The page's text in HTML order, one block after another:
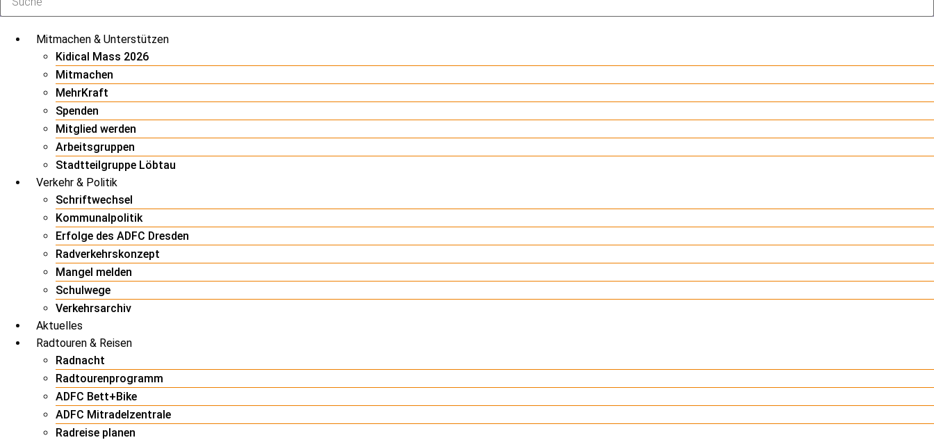
Mitmachen & Unterstützen
Kidical Mass 2026
Mitmachen
MehrKraft
Spenden
Mitglied werden
Arbeitsgruppen
Stadtteilgruppe Löbtau
Verkehr & Politik
Schriftwechsel
Kommunalpolitik
Erfolge des ADFC Dresden
Radverkehrskonzept
Mangel melden
Schulwege
Verkehrsarchiv
Aktuelles
Radtouren & Reisen
Radnacht
Radtourenprogramm
ADFC Bett+Bike
ADFC Mitradelzentrale
Radreise planen